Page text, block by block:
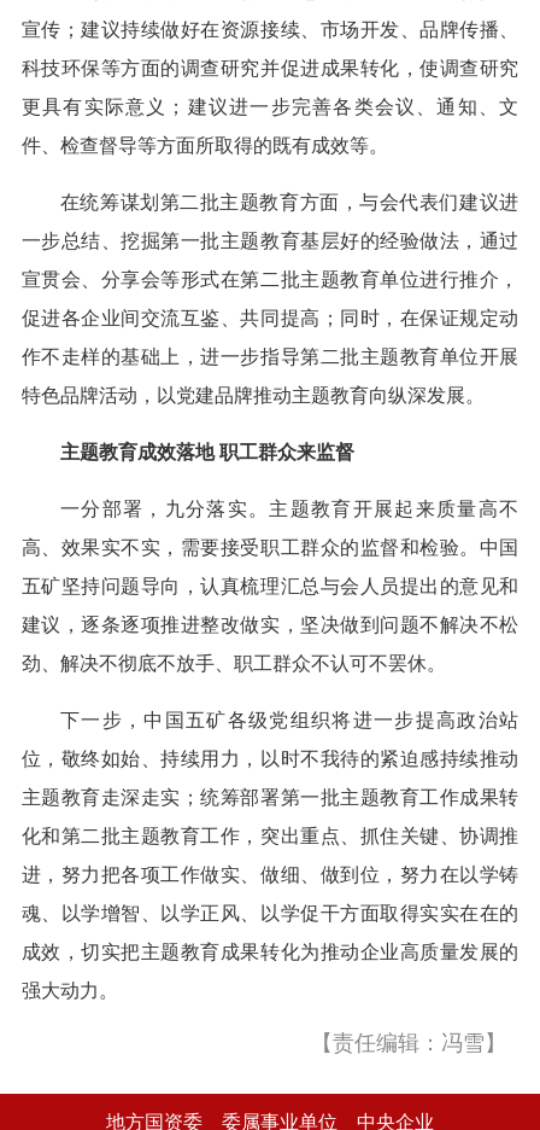
宣传；建议持续做好在资源接续、市场开发、品牌传播、
科技环保等方面的调查研究并促进成果转化，使调查研究
更具有实际意义；建议进一步完善各类会议、通知、文
件、检查督导等方面所取得的既有成效等。
在统筹谋划第二批主题教育方面，与会代表们建议进
一步总结、挖掘第一批主题教育基层好的经验做法，通过
宣贯会、分享会等形式在第二批主题教育单位进行推介，
促进各企业间交流互鉴、共同提高；同时，在保证规定动
作不走样的基础上，进一步指导第二批主题教育单位开展
特色品牌活动，以党建品牌推动主题教育向纵深发展。
主题教育成效落地 职工群众来监督
一分部署，九分落实。主题教育开展起来质量高不
高、效果实不实，需要接受职工群众的监督和检验。中国
五矿坚持问题导向，认真梳理汇总与会人员提出的意见和
建议，逐条逐项推进整改做实，坚决做到问题不解决不松
劲、解决不彻底不放手、职工群众不认可不罢休。
下一步，中国五矿各级党组织将进一步提高政治站
位，敬终如始、持续用力，以时不我待的紧迫感持续推动
主题教育走深走实；统筹部署第一批主题教育工作成果转
化和第二批主题教育工作，突出重点、抓住关键、协调推
进，努力把各项工作做实、做细、做到位，努力在以学铸
魂、以学增智、以学正风、以学促干方面取得实实在在的
成效，切实把主题教育成果转化为推动企业高质量发展的
强大动力。
【责任编辑：冯雪】
地方国资委 委属事业单位 中央企业